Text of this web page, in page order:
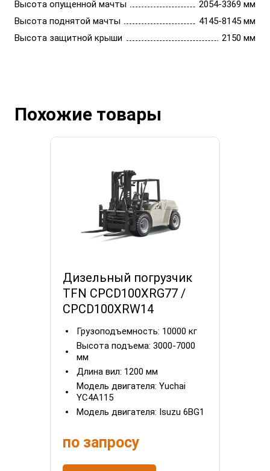
Высота опущенной мачты
2054-3369 мм
Высота поднятой мачты
4145-8145 мм
Высота защитной крыши
2150 мм
Похожие товары
Дизельный погрузчик
TFN CPCD100XRG77 /
CPCD100XRW14
Грузоподъемность: 10000 кг
Высота подъема: 3000-7000
мм
Длина вил: 1200 мм
Модель двигателя: Yuchai
YC4A115
Модель двигателя: Isuzu 6BG1
по запросу